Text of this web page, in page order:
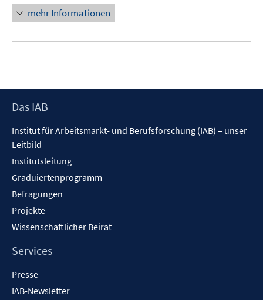
mehr Informationen
Footer
Das IAB
Institut für Arbeitsmarkt- und Berufsforschung (IAB) – unser
Leitbild
Institutsleitung
Graduiertenprogramm
Befragungen
Projekte
Wissenschaftlicher Beirat
Services
Presse
IAB-Newsletter